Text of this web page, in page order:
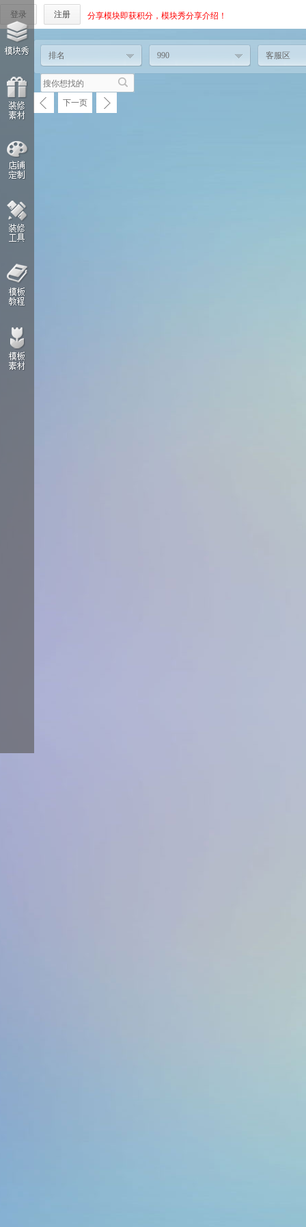
登录 注册 分享模块即获积分，模块秀分享介绍！
排名 990 客服区
下一页